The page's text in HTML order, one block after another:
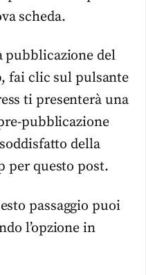
scheda.
pubblicazione del
fai clic sul pulsante
ti presenterà una
pubblicazione
della
per questo post.
passaggio puoi
l’opzione in